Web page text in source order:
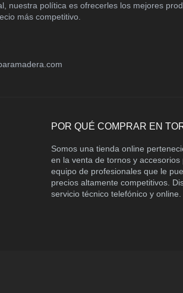
nuestra política es ofrecerles los mejores
más competitivo.
POR QUÉ COMPRAR EN
Somos una tienda online
en la venta de tornos y
equipo de profesionales que le
precios altamente competitivos.
servicio técnico telefónico y online.